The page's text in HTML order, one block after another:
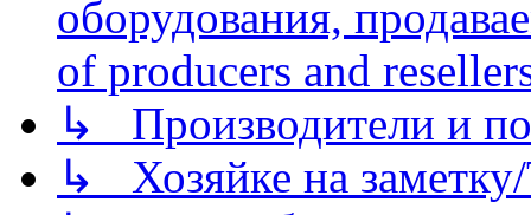
оборудования,
of producers and
↳ Производители и
↳ Хозяйке на